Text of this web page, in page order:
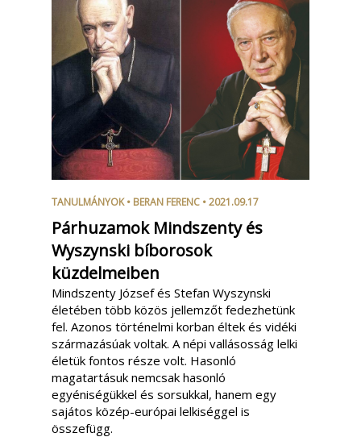
TANULMÁNYOK• BERAN FERENC • 2021.09.17
Párhuzamok Mindszenty és
Wyszynski bíborosok
küzdelmeiben
Mindszenty József és Stefan Wyszynski
életében több közös jellemzőt fedezhetünk
fel. Azonos történelmi korban éltek és vidéki
származásúak voltak. A népi vallásosság lelki
életük fontos része volt. Hasonló
magatartásuk nemcsak hasonló
egyéniségükkel és sorsukkal, hanem egy
sajátos közép-európai lelkiséggel is
összefügg.